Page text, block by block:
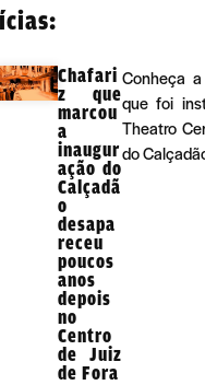
Chafari
z que
marcou
a
inaugur
ação do
Calçadã
o
desapa
receu
poucos
anos
depois
no
Centro
de Juiz
de Fora
Conheça
que foi
Theatro
do